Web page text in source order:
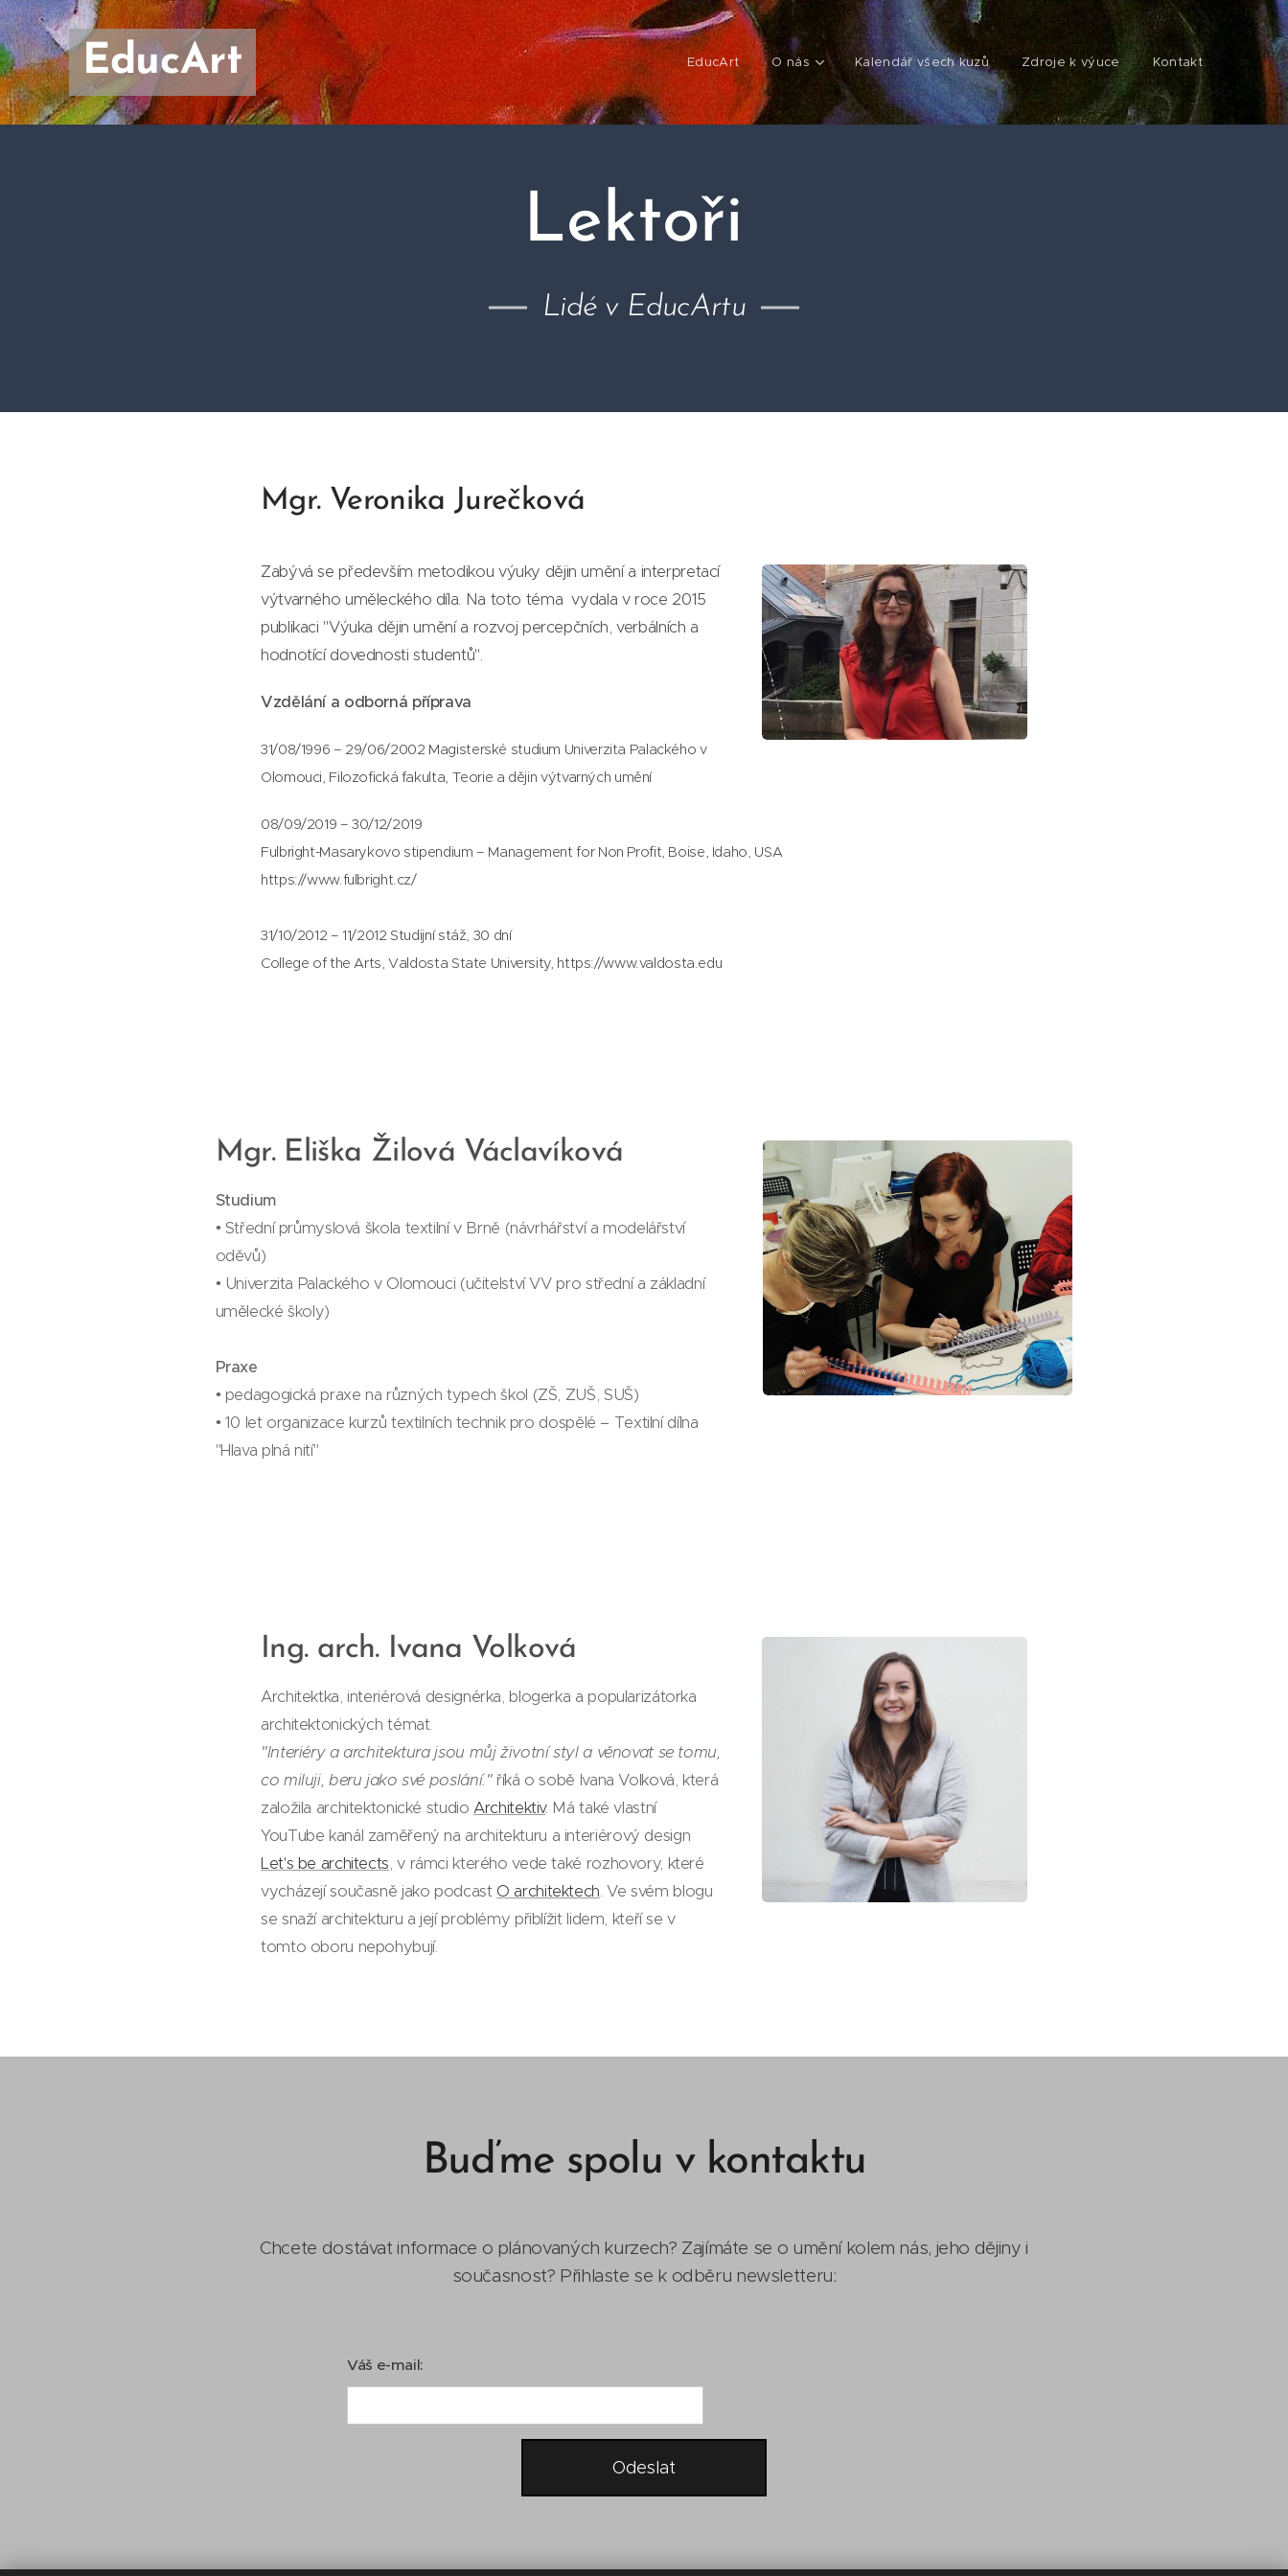
EducArt EducArt O nás Kalendář všech kuzů Zdroje k výuce Kontakt
Lektoři
Lidé v EducArtu
Mgr. Veronika Jurečková
Zabývá se především metodikou výuky dějin umění a interpretací
výtvarného uměleckého díla. Na toto téma vydala v roce 2015
publikaci "Výuka dějin umění a rozvoj percepčních, verbálních a
hodnotící dovednosti studentů".
Vzdělání a odborná příprava
31/08/1996 – 29/06/2002 Magisterské studium Univerzita Palackého v
Olomouci, Filozofická fakulta, Teorie a dějin výtvarných umění
​08/09/2019 – 30/12/2019
Fulbright-Masarykovo stipendium – Management for Non Profit, Boise, Idaho, USA
https://www.fulbright.cz/
31/10/2012 – 11/2012 Studijní stáž, 30 dní
College of the Arts, Valdosta State University, https://www.valdosta.edu
Mgr. Eliška Žilová Václavíková
Studium
• Střední průmyslová škola textilní v Brně (návrhářství a modelářství
oděvů)
• Univerzita Palackého v Olomouci (učitelství VV pro střední a základní
umělecké školy)
Praxe
• pedagogická praxe na různých typech škol (ZŠ, ZUŠ, SUŠ)
• 10 let organizace kurzů textilních technik pro dospělé – Textilní dílna
"Hlava plná nití"
Ing. arch. Ivana Volková
Architektka, interiérová designérka, blogerka a popularizátorka
architektonických témat.
"Interiéry a architektura jsou můj životní styl a věnovat se tomu,
co miluji, beru jako své poslání."říká o sobě Ivana Volková, která
založila architektonické studioArchitektiv. Má také vlastní
YouTube kanál zaměřený na architekturu a interiérový design
Let's be architects, v rámci kterého vede také rozhovory, které
vycházejí současně jako podcast O architektech. Ve svém blogu
se snaží architekturu a její problémy přiblížit lidem, kteří se v
tomto oboru nepohybují.
Buďme spolu v kontaktu
Chcete dostávat informace o plánovaných kurzech? Zajímáte se o umění kolem nás, jeho dějiny i
současnost? Přihlaste se k odběru newsletteru:
Váš e-mail:
Odeslat